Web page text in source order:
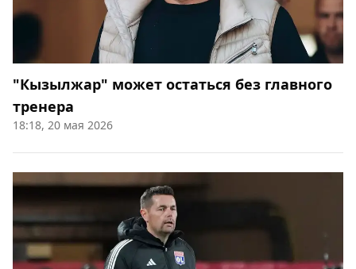
"Кызылжар" может остаться без главного
тренера
18:18, 20 мая 2026